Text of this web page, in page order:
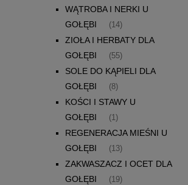
WĄTROBA I NERKI U
GOŁĘBI
(14)
ZIOŁA I HERBATY DLA
GOŁĘBI
(55)
SOLE DO KĄPIELI DLA
GOŁĘBI
(8)
KOŚCI I STAWY U
GOŁĘBI
(1)
REGENERACJA MIEŚNI U
GOŁĘBI
(13)
ZAKWASZACZ I OCET DLA
GOŁĘBI
(19)